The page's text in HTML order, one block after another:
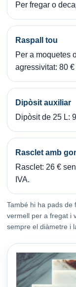
Per fregar o
Raspall tou
Per a moquetes
agressivitat: 80
Dipòsit auxiliar
Dipòsit de 25 L:
Rasclet amb
Rasclet: 26 €
IVA.
També hi ha pads de
vermell per a fregat i
sempre el diàmetre i